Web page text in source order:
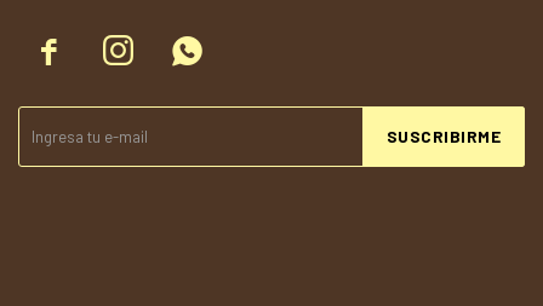
  
SUSCRIBIRME